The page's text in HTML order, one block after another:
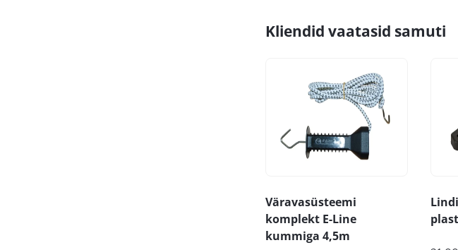
Kliendid vaatasid samuti
Väravasüsteemi
komplekt E-Line
kummiga 4,5m